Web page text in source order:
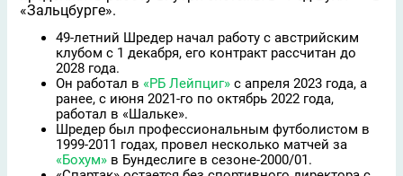
«Зальцбурге».
49-летний Шредер начал работу с австрийским
клубом с 1 декабря, его контракт рассчитан до
2028 года.
Он работал в «РБ Лейпциг» с апреля 2023 года, а
ранее, с июня 2021-го по октябрь 2022 года,
работал в «Шальке».
Шредер был профессиональным футболистом в
1999-2011 годах, провел несколько матчей за
«Бохум» в Бундеслиге в сезоне-2000/01.